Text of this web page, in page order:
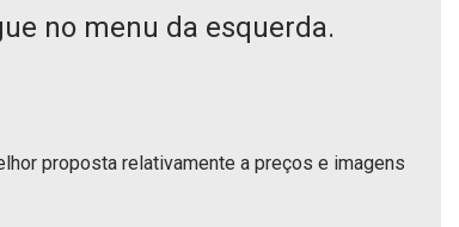
no menu da esquerda.
proposta relativamente a preços e imagens